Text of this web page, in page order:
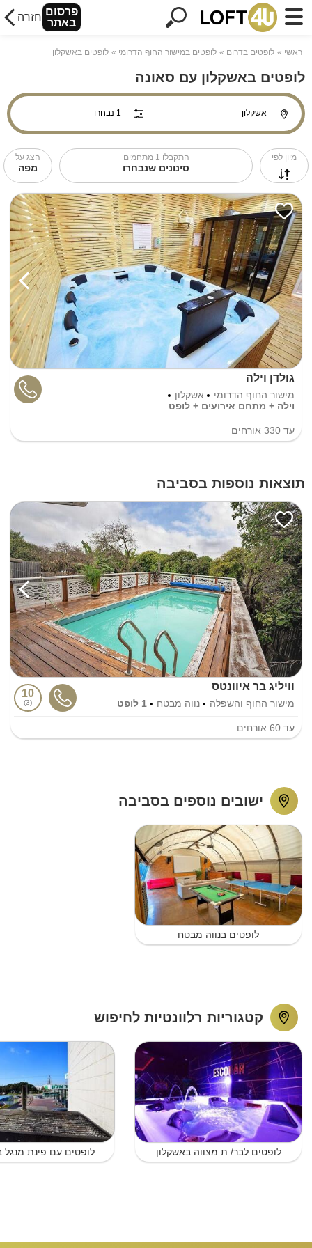
פרסום
באתר חזרה
ראשי לופטים בדרום לופטים במישור החוף הדרומי לופטים באשקלון
לופטים באשקלון עם סאונה
מיון לפי התקבלו 1 מתחמים
סינונים שנבחרו
הצג על
מפה
גולדן וילה
מישור החוף הדרומי
אשקלון
וילה + מתחם אירועים + לופט
עד 330 אורחים
תוצאות נוספות בסביבה
וויליג בר איוונטס
מישור החוף והשפלה נווה מבטח 1 לופט
10
3
עד 60 אורחים
ישובים נוספים בסביבה
לופטים בנווה מבטח
קטגוריות רלוונטיות לחיפוש
לופטים לבר/ ת מצווה באשקלון לופטים עם פינת מנגל